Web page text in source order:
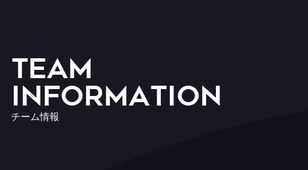
TEAM
Information
チー ム情報